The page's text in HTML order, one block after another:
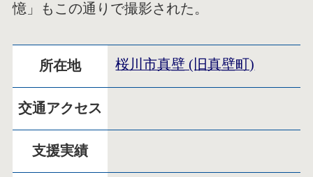
憶」もこの通りで撮影された。
所在地 桜川市真壁 (旧真壁町)
交通アクセス
支援実績